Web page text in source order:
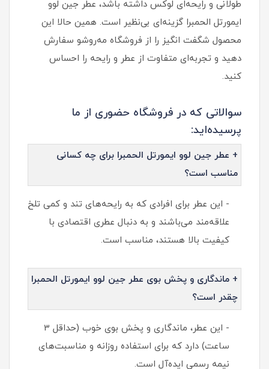
طولانی و رایحه‌ای لوکس داشته باشد، عطر جین لوو
ایمورتل الحمبرا گزینه‌ای بی‌نظیر است. همین حالا این
محصول شگفت انگیز را از فروشگاه مه‌روشو سفارش
دهید و تجربه‌ای متفاوت از عطر و رایحه را احساس
کنید.
سوالاتی که در فروشگاه حضوری از ما
پرسیده‌اید:
+ عطر جین لوو ایمورتل الحمبرا برای چه کسانی
مناسب است؟
- این عطر برای افرادی که به رایحه‌های تند و کمی تلخ
علاقه‌مند می‌باشند و به دنبال عطری اقتصادی با
کیفیت بالا هستند، مناسب است.
+ ماندگاری و پخش بوی عطر جین لوو ایمورتل الحمبرا
چقدر است؟
- این عطر، ماندگاری و پخش بوی خوب (حداقل 3
ساعت) دارد که برای استفاده روزانه و مناسبت‌های
نیمه رسمی ایده‌آل است.